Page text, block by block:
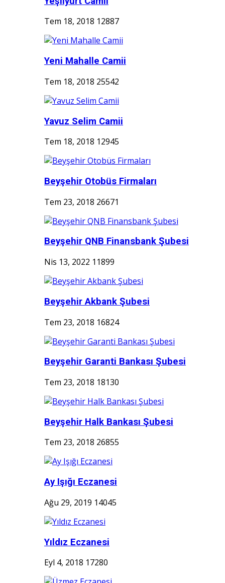
Tem 18, 2018 12887
Yeni Mahalle Camii
Tem 18, 2018 25542
Yavuz Selim Camii
Tem 18, 2018 12945
Beyşehir Otobüs Firmaları
Tem 23, 2018 26671
Beyşehir QNB Finansbank Şubesi
Nis 13, 2022 11899
Beyşehir Akbank Şubesi
Tem 23, 2018 16824
Beyşehir Garanti Bankası Şubesi
Tem 23, 2018 18130
Beyşehir Halk Bankası Şubesi
Tem 23, 2018 26855
Ay Işığı Eczanesi
Ağu 29, 2019 14045
Yıldız Eczanesi
Eyl 4, 2018 17280